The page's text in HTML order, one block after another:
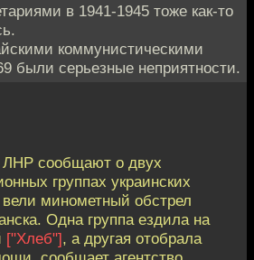
в 1941-1945 тоже как-то
коммунистическими
были серьезные неприятности.
сообщают о двух
группах украинских
вели минометный обстрел
Одна группа ездила на
["Хлеб"], а другая отобрала